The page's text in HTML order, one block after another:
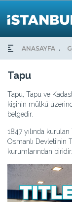
ANASAYFA
Tapu
Tapu, Tapu ve
kişinin mülkü
belgedir.
1847 yılında
Osmanlı Devleti’nin
kurumlarından biridir.